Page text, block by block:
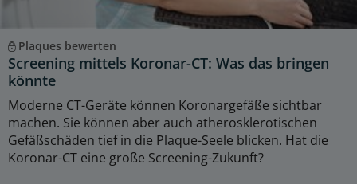
Plaques bewerten
Screening mittels Koronar-CT: Was das bringen
könnte
Moderne CT-Geräte können Koronargefäße sichtbar
machen. Sie können aber auch atherosklerotischen
Gefäßschäden tief in die Plaque-Seele blicken. Hat die
Koronar-CT eine große Screening-Zukunft?